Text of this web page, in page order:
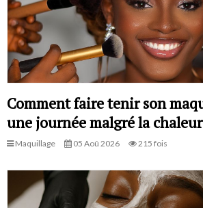
Comment faire tenir son
une journée malgré la
Maquillage 05 Aoû 2026 215 fois